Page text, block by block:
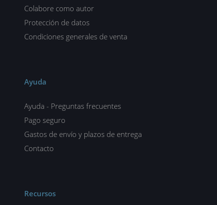
Colabore como autor
Protección de datos
Condiciones generales de venta
Ayuda
Ayuda - Preguntas frecuentes
Pago seguro
Gastos de envío y plazos de entrega
Contacto
Recursos